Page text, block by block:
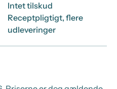
Intet tilskud
Receptpligtigt, flere
udleveringer